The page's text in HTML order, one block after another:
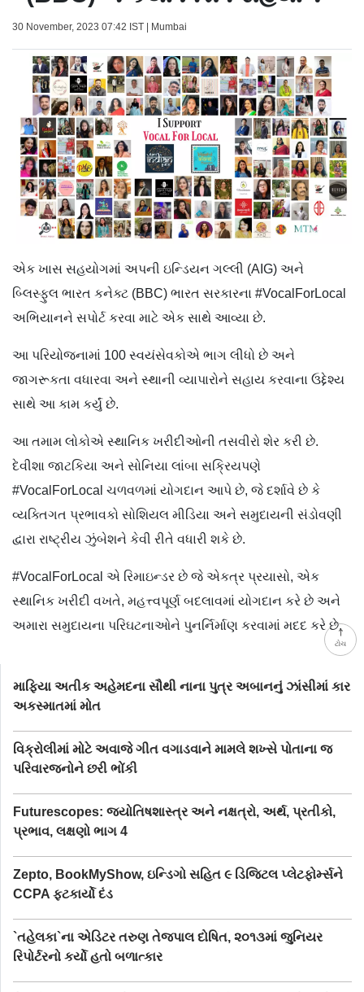
30 November, 2023 07:42 IST | Mumbai
ટોચ
એક ખાસ સહયોગમાં અપની ઇન્ડિયન ગલ્લી (AIG) અને
બ્લિસ્ફુલ ભારત કનેક્ટ (BBC) ભારત સરકારના #VocalForLocal
અભિયાનને સપોર્ટ કરવા માટે એક સાથે આવ્યા છે.
આ પરિયોજનામાં 100 સ્વયંસેવકોએ ભાગ લીધો છે અને
જાગરૂકતા વધારવા અને સ્થાની વ્યાપારોને સહાય કરવાના ઉદ્દેશ્ય
સાથે આ કામ કર્યું છે.
આ તમામ લોકોએ સ્થાનિક ખરીદીઓની તસવીરો શેર કરી છે.
દેવીશા જાટકિયા અને સોનિયા લાંબા સક્રિયપણે
#VocalForLocal ચળવળમાં યોગદાન આપે છે, જે દર્શાવે છે કે
વ્યક્તિગત પ્રભાવકો સોશિયલ મીડિયા અને સમુદાયની સંડોવણી
દ્વારા રાષ્ટ્રીય ઝુંબેશને કેવી રીતે વધારી શકે છે.
#VocalForLocal એ રિમાઇન્ડર છે જે એકત્ર પ્રયાસો, એક
સ્થાનિક ખરીદી વખતે, મહત્ત્વપૂર્ણ બદલાવમાં યોગદાન કરે છે અને
અમારા સમુદાયના પરિઘટનાઓને પુનર્નિર્માણ કરવામાં મદદ કરે છે.
માફિયા અતીક અહેમદના સૌથી નાના પુત્ર અબાનનું ઝાંસીમાં કાર
અકસ્માતમાં મોત
વિક્રોલીમાં મોટે અવાજે ગીત વગાડવાને મામલે શખ્સે પોતાના જ
પરિવારજનોને છરી ભોંકી
Futurescopes: જ્યોતિષશાસ્ત્ર અને નક્ષત્રો, અર્થ, પ્રતીકો,
પ્રભાવ, લક્ષણો ભાગ 4
Zepto, BookMyShow, ઇન્ડિગો સહિત ૯ ડિજિટલ પ્લેટફોર્મ્સને
CCPA ફટકાર્યો દંડ
`તહેલકા`ના એડિટર તરુણ તેજપાલ દોષિત, ૨૦૧૩માં જુનિયર
રિપોર્ટરનો કર્યો હતો બળાત્કાર